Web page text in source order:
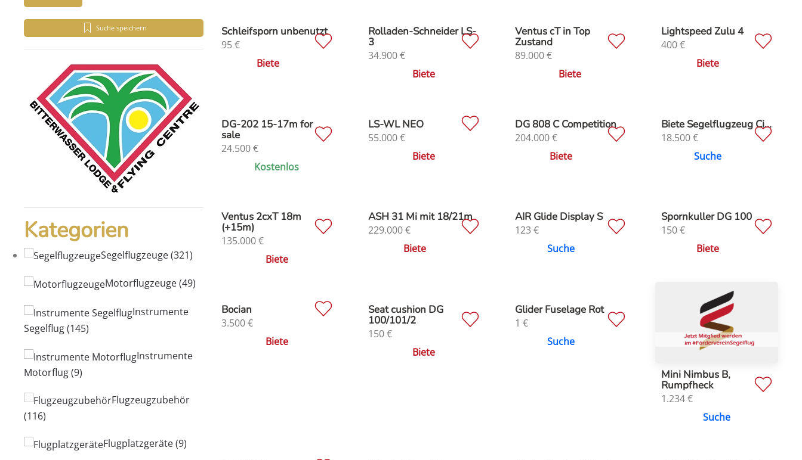
Suche speichern
Kategorien
Segelflugzeuge(321)
Motorflugzeuge(49)
Instrumente
Segelflug(145)
Instrumente
Motorflug(9)
Flugzeugzubehör
(116)
Flugplatzgeräte(9)
Schleifsporn unbenutzt
95€
Biete
Rolladen-Schneider LS-
3
34.900€
Biete
Ventus cT in Top
Zustand
89.000 €
Biete
Lightspeed Zulu 4
400€
Biete
DG-202 15-17m for
sale
24.500€
Kostenlos
LS-WL NEO
55.000€
Biete
DG 808 C Competition
204.000 €
Biete
Biete Segelflugzeug Ci...
18.500€
Suche
Ventus 2cxT 18m
(+15m)
135.000€
Biete
ASH 31 Mi mit 18/21m
229.000€
Biete
AIR Glide Display S
123 €
Suche
Spornkuller DG 100
150€
Biete
Bocian
3.500€
Biete
Seat cushion DG
100/101/2
150€
Biete
Glider Fuselage Rot
1 €
Suche
Mini Nimbus B,
Rumpfheck
1.234€
Suche